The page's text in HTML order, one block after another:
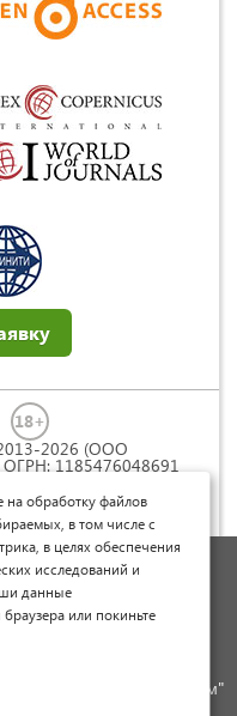
2026 (ООО
1185476048691
4.0
данных
статью
журнал "Юниверсум"
на обработку файлов
в том числе с
в целях обеспечения
исследований и
данные
или покиньте